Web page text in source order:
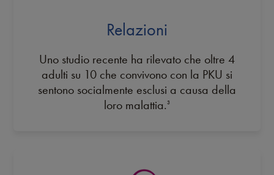
Relazioni
Uno studio recente ha rilevato che oltre 4
adulti su 10 che convivono con la PKU si
sentono socialmente esclusi a causa della
loro malattia. 3